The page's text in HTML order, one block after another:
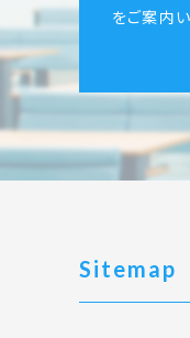
をご案内
Sitemap